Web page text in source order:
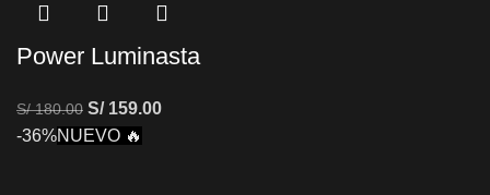
Power Luminasta
S/180.00 S/159.00
-36%NUEVO 🔥